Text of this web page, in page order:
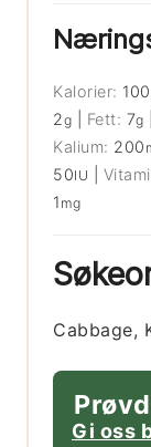
Kalorier: 100
2g Fett: 7g
Kalium: 200
50IU
1 mg
Cabbage,
Gi oss